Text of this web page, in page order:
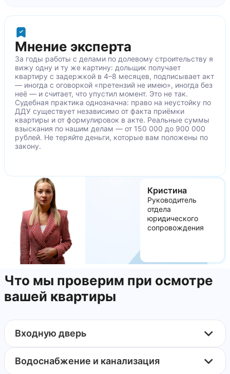
скол на элементе настенной плитки
неровности облицовки стен плиткой
скол на элементе напольной плитки
уступы между смежными элементами напольной
плитки
царапины на полотне входной двери
Мнение эксперта
За годы работы с делами по долевому строительству я
вижу одну и ту же картину: дольщик получает
квартиру с задержкой в 4–8 месяцев, подписывает акт
— иногда с оговоркой «претензий не имею», иногда без
неё — и считает, что упустил момент. Это не так.
Судебная практика однозначна: право на неустойку по
ДДУ существует независимо от факта приёмки
квартиры и от формулировок в акте. Реальные суммы
взыскания по нашим делам — от 150 000 до 900 000
рублей. Не теряйте деньги, которые вам положены по
закону.
Кристина
Руководитель
отдела
юридического
сопровождения
Что мы проверим при осмотре
вашей квартиры
Входную дверь
Водоснабжение и канализация